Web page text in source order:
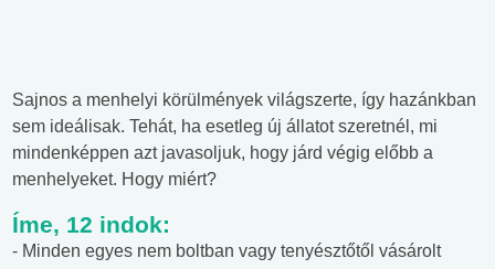
Sajnos a menhelyi körülmények világszerte, így hazánkban
sem ideálisak. Tehát, ha esetleg új állatot szeretnél, mi
mindenképpen azt javasoljuk, hogy járd végig előbb a
menhelyeket. Hogy miért?
Íme, 12 indok:
- Minden egyes nem boltban vagy tenyésztőtől vásárolt